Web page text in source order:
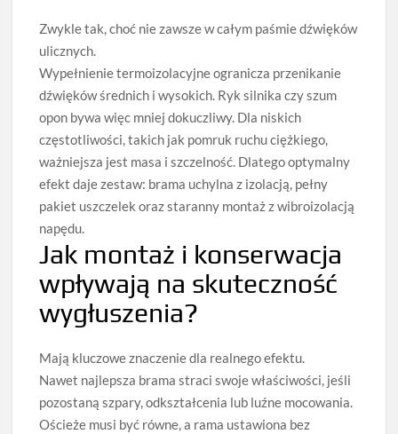
Zwykle tak, choć nie zawsze w całym paśmie dźwięków
ulicznych.
Wypełnienie termoizolacyjne ogranicza przenikanie
dźwięków średnich i wysokich. Ryk silnika czy szum
opon bywa więc mniej dokuczliwy. Dla niskich
częstotliwości, takich jak pomruk ruchu ciężkiego,
ważniejsza jest masa i szczelność. Dlatego optymalny
efekt daje zestaw: brama uchylna z izolacją, pełny
pakiet uszczelek oraz staranny montaż z wibroizolacją
napędu.
Jak montaż i konserwacja
wpływają na skuteczność
wygłuszenia?
Mają kluczowe znaczenie dla realnego efektu.
Nawet najlepsza brama straci swoje właściwości, jeśli
pozostaną szpary, odkształcenia lub luźne mocowania.
Ościeże musi być równe, a rama ustawiona bez